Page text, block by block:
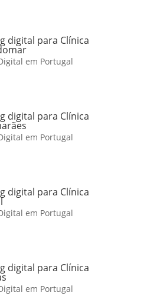
digital para Clínica
em Portugal
digital para Clínica
em Portugal
digital para Clínica
em Portugal
digital para Clínica
em Portugal